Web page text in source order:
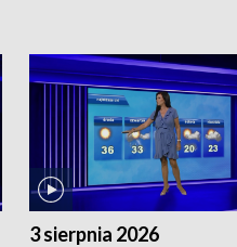
3 sierpnia 2026